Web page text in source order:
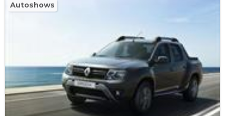
Autoshows